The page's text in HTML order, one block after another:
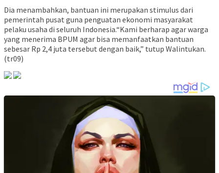
Dia menambahkan, bantuan ini merupakan stimulus dari
pemerintah pusat guna penguatan ekonomi masyarakat
pelaku usaha di seluruh Indonesia.“Kami berharap agar warga
yang menerima BPUM agar bisa memanfaatkan bantuan
sebesar Rp 2,4 juta tersebut dengan baik,” tutup Walintukan.
(tr09)